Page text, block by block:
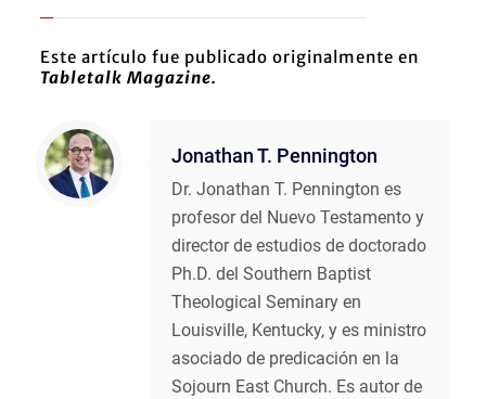
Este artículo fue publicado originalmente en
Tabletalk Magazine.
Jonathan T. Pennington
Dr. Jonathan T. Pennington es
profesor del Nuevo Testamento y
director de estudios de doctorado
Ph.D. del Southern Baptist
Theological Seminary en
Louisville, Kentucky, y es ministro
asociado de predicación en la
Sojourn East Church. Es autor de